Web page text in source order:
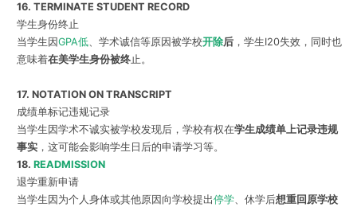
16. TERMINATE STUDENT RECORD
学生身份终止
当学生因GPA低、学术诚信等原因被学校开除后，学生I20失效，同时也
意味着在美学生身份被终止。
17. NOTATION ON TRANSCRIPT
成绩单标记违规记录
当学生因学术不诚实被学校发现后，学校有权在学生成绩单上记录违规
事实，这可能会影响学生日后的申请学习等。
18. READMISSION
退学重新申请
当学生因为个人身体或其他原因向学校提出停学、休学后想重回原学校